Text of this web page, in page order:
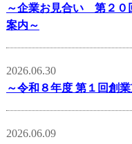
～企業お見合い 第２０
案内～
2026.06.30
～令和８年度 第１回創
2026.06.09